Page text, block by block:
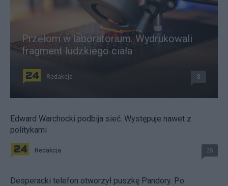
Przełom w laboratorium. Wydrukowali
fragment ludzkiego ciała
Redakcja 8
Edward Warchocki podbija sieć. Występuje nawet z
politykami
Redakcja 25
Desperacki telefon otworzył puszkę Pandory. Po